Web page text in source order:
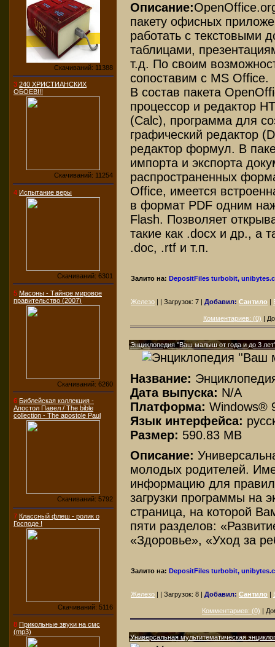
Скачиваний: 11388
3 240 ХРИСТИАНСКИХ
ОБОЕВ!!!
Скачиваний: 11254
4 Испытание веры
Скачиваний: 6301
5 Масоны - Тайное мировое
правительство (2007)
Скачиваний: 6260
6 Библейская коллекция -
Апостол Павел / The bible
collection - The apostole Paul
Скачиваний: 5792
7 Классный флеш - ролик о
Господе !
Скачиваний: 5116
8 Прикольные звуки на смс
(mp3)
Описание:
пакету офисных
работать с текстовыми
таблицами,
т.д. По своим
сопоставим с MS Office.
В состав пакета
процессор и редактор
(Calc), программа для
графический редактор
редактор формул. В
импорта и экспорта
распространенных
Office, имеется
в формат PDF одним
Flash. Позволяет
такие как .docx и др., а
.doc, .rtf и т.п.
Залито на: DepositFiles turbobit,
Железо | | Загрузок: 7 | Добавил: Сантило |
Комментариев: (0) |
Энциклопедия ''Ваш малыш от года и до 3
Название:
Дата выпуска: N/A
Платформа: Windows®
Язык интерфейса:
Размер: 590.83 MB
Описание:
молодых родителей.
информацию для
загрузки программы на
страница, на которой
пяти разделов:
«Здоровье», «Уход за
Залито на: DepositFiles turbobit,
Железо | | Загрузок: 8 | Добавил: Сантило |
Комментариев: (0) |
Универсальная мультитематическая